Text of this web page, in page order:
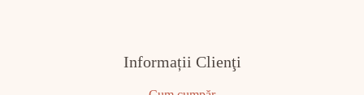
Informații Clienţi